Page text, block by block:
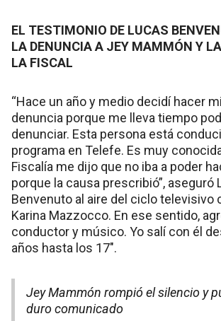
EL TESTIMONIO DE LUCAS
LA DENUNCIA A JEY MAMMÓN Y
LA FISCAL
“Hace un año y medio decidí hacer
denuncia porque me lleva tiempo
denunciar. Esta persona está
programa en Telefe. Es muy
Fiscalía me dijo que no iba a poder
porque la causa prescribió”, aseguró
Benvenuto al aire del ciclo televisivo
Karina Mazzocco. En ese sentido,
conductor y músico. Yo salí con él
años hasta los 17″.
Jey Mammón rompió el silencio y
duro comunicado